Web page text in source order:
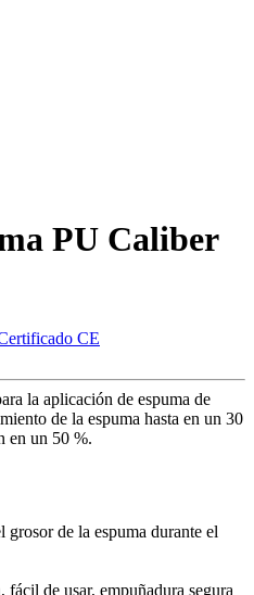
PU Caliber
CE
la aplicación de espuma de
de la espuma hasta en un 30
en un 50 %.
de la espuma durante el
de usar, empuñadura segura